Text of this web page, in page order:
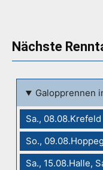
Nächste
Galopprennen
Sa., 08.08.Krefeld
So.,
Sa., 15.08.Halle,